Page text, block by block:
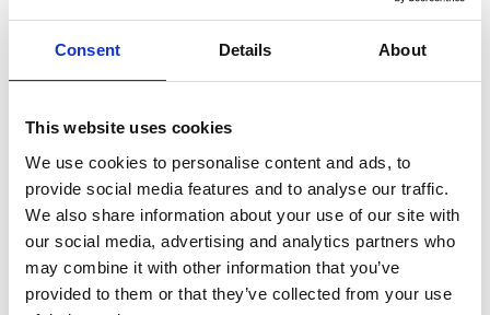
Consent Details About
This website uses cookies
We use cookies to personalise content and ads, to
provide social media features and to analyse our traffic.
We also share information about your use of our site with
our social media, advertising and analytics partners who
may combine it with other information that you’ve
provided to them or that they’ve collected from your use
RODO), w przypadku, gdy korespondencja służy realizacji
realizacja zadań wynikająca z umowy zawartej z Pani/Pana
pracodawcą/zleceniodawcą.
zakresie) - będą mieć wyłącznie upoważnieni pracownicy
RiCare, podmioty, którym RiCare powierzyła przetwarzanie
danych osobowych na podstawie zawartych umów,
podmioty świadczące usługi doradczo-kontrolne, podmioty
przetwarzające dane w celu prowadzenia zastępstwa
procesowego, oraz podmioty wchodzące w skład struktur
organizacyjnych RiCare,poza granicami Polski - jedynie w